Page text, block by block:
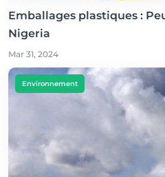
Emballages plastiques :
Nigeria
Mar 31, 2024
Environnement